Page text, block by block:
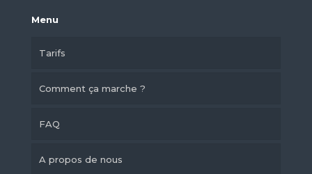
Menu
Tarifs
Comment ça marche ?
FAQ
A propos de nous